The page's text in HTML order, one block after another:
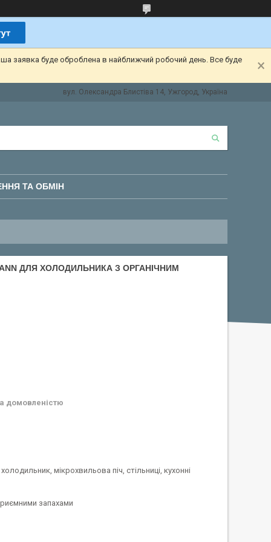
заявка буде оброблена в найближчий робочий день. Все буде
вул. Олександра Блистіва 14, Ужгород, Україна
ТА ОБМІН
ДЛЯ ХОЛОДИЛЬНИКА З ОРГАНІЧНИМ
домовленістю
мікрохвильова піч, стільниці, кухонні
запахами